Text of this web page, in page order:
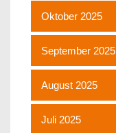
Oktober 2025
September 2025
August 2025
Juli 2025